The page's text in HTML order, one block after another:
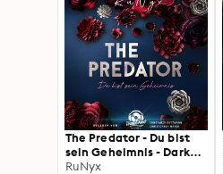
The Predator - Du bist
sein Geheimnis - Dark
Verse, Band 1
RuNyx